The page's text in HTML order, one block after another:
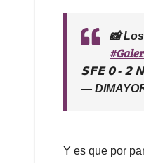
📸
𝗦𝗙𝗘 𝟬 - 𝟮
—
Y es que por